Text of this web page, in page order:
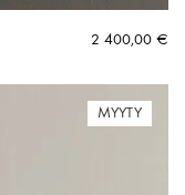
2 400,00 €
MYYTY